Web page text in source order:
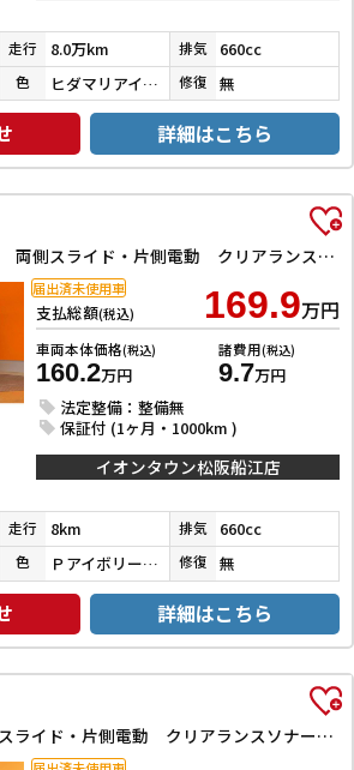
走行 8.0万km 排気 660cc
色 ヒダマリアイボリーパール 修復 無
詳細はこちら
ファッションスタイル 両側スライド・片側電動 クリアランスソナー オートクルーズコントロール オートライト スマートキー シートヒーター ベンチシート CVT ESC チップアップシート エアコン
支払総額(税込) 169.9万円
車両本体価格(税込)
160.2万円
諸費用(税込)
9.7万円
法定整備：整備無
保証付 (1ヶ月・1000km )
届出済未使用車
イオンタウン松阪船江店
走行 8km 排気 660cc
色 ＰアイボリーＰⅡ／ＰＤＭＰ 修復 無
詳細はこちら
ベースグレード 両側スライド・片側電動 クリアランスソナー オートクルーズコントロール レーンアシスト 衝突被害軽減システム オートライト LEDヘッドランプ スマートキー アイドリングストップ 電動格納ミラー